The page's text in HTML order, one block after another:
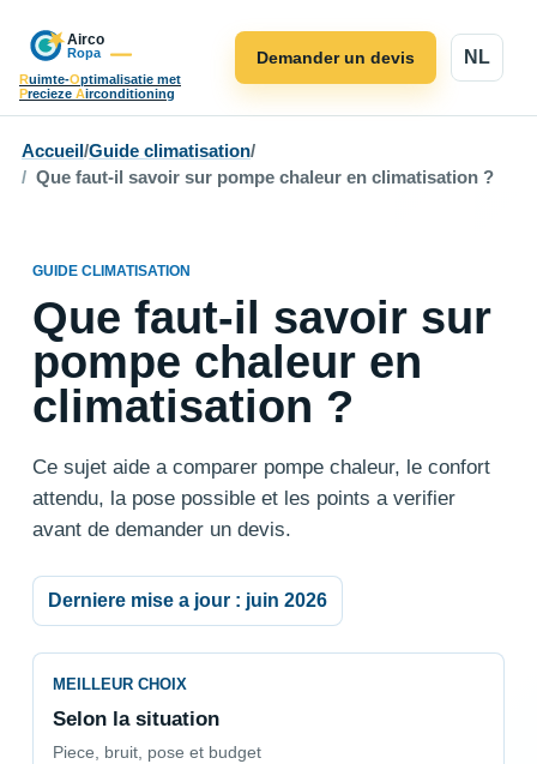
Ruimte-Optimalisatie met
Precieze Airconditioning
NL
Demander un devis
Accueil /Guide climatisation/
Que faut-il savoir sur pompe chaleur en climatisation ?
GUIDE CLIMATISATION
Que faut-il savoir sur
pompe chaleur en
climatisation ?
Ce sujet aide a comparer pompe chaleur, le confort
attendu, la pose possible et les points a verifier
avant de demander un devis.
Derniere mise a jour : juin 2026
MEILLEUR CHOIX
Selon la situation
Piece, bruit, pose et budget